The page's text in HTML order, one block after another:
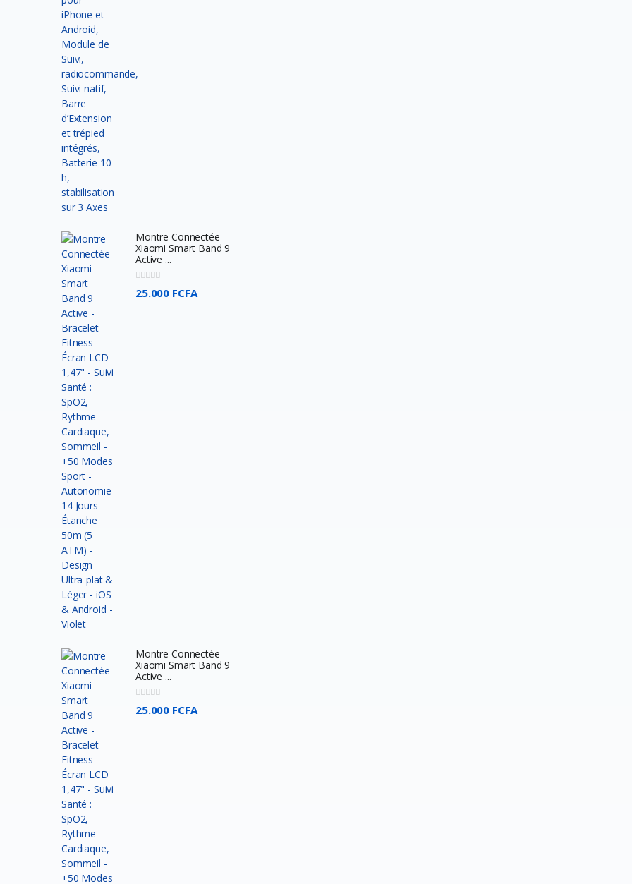
Seagate
Toshiba
Meetion
Byintek
Wacom
Dell
SteelSeries
Nvidia
Google
Jcpal
Lexar
Crucial
Nokia
Intel
Thermaltake
DEEP COOL
Redragon
Energizer
Alcatel
Havit
DURACELL
ANSMANN
VARTA
Motospeed
UGREEN
Epson
Transcend
Premax
PTZVISION
Timetec
Corsair
AMD
Marshall
MECOOL
BenQ
Montre Connectée
Xiaomi Smart Band 9
Active ...
25.000 FCFA
Montre Connectée
Xiaomi Smart Band 9
Active ...
25.000 FCFA